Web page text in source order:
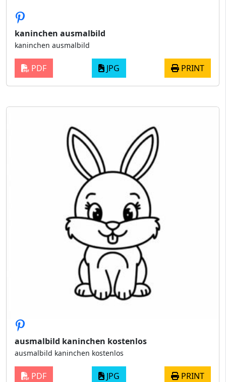
kaninchen ausmalbild
kaninchen ausmalbild
PDF JPG PRINT
ausmalbild kaninchen kostenlos
ausmalbild kaninchen kostenlos
PDF JPG PRINT